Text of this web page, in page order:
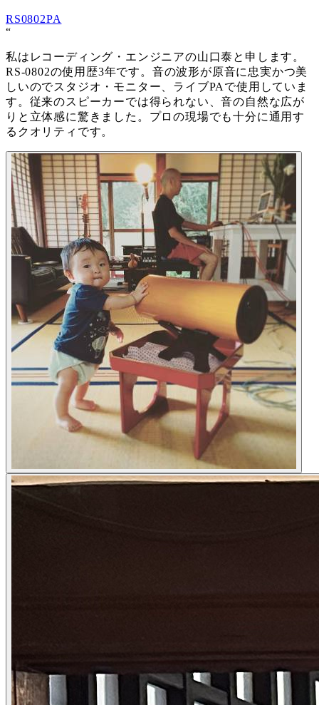
RS0802PA
“
私はレコーディング・エンジニアの山口泰と申します。
RS-0802の使用歴3年です。音の波形が原音に忠実かつ美
しいのでスタジオ・モニター、ライブPAで使用していま
す。従来のスピーカーでは得られない、音の自然な広が
りと立体感に驚きました。プロの現場でも十分に通用す
るクオリティです。